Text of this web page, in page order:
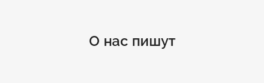
О нас пишут